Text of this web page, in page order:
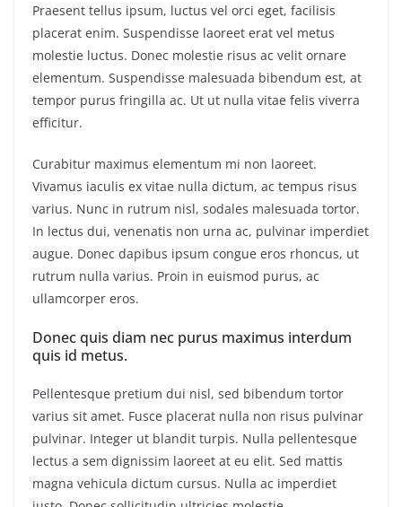
Praesent tellus ipsum, luctus vel orci eget, facilisis
placerat enim. Suspendisse laoreet erat vel metus
molestie luctus. Donec molestie risus ac velit ornare
elementum. Suspendisse malesuada bibendum est, at
tempor purus fringilla ac. Ut ut nulla vitae felis viverra
efficitur.
Curabitur maximus elementum mi non laoreet.
Vivamus iaculis ex vitae nulla dictum, ac tempus risus
varius. Nunc in rutrum nisl, sodales malesuada tortor.
In lectus dui, venenatis non urna ac, pulvinar imperdiet
augue. Donec dapibus ipsum congue eros rhoncus, ut
rutrum nulla varius. Proin in euismod purus, ac
ullamcorper eros.
Donec quis diam nec purus maximus interdum
quis id metus.
Pellentesque pretium dui nisl, sed bibendum tortor
varius sit amet. Fusce placerat nulla non risus pulvinar
pulvinar. Integer ut blandit turpis. Nulla pellentesque
lectus a sem dignissim laoreet at eu elit. Sed mattis
magna vehicula dictum cursus. Nulla ac imperdiet